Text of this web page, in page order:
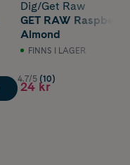
Dig/Get Raw
GET RAW
Almond
FINNS I LAGER
4.7/5 (10)
24 kr